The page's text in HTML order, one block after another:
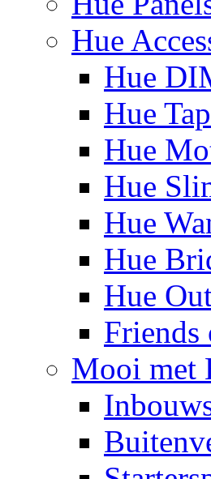
Hue
Hue
Hue
Hue
Hue
Hue
Hue
Hue
Friends
Mooi met